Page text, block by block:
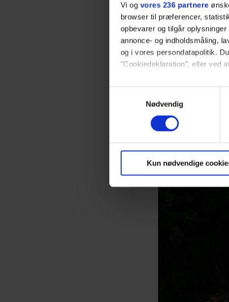
Vi og vores 236 partnere
browser til præferencer,
opbevarer og tilgår
annonce- og indholdsmåling,
og i vores persondatapolitik.
"Cookiedeklaration", eller ved
Dine valg anvendes på hele
Vi ønsker dit samtykke til at
markedsføring, så vi kan
Du kan til enhver tid trække
brug af cookies,
Nødvendig
Kun nødvendige